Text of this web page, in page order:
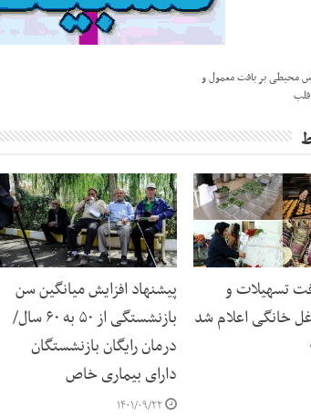
محیطی بر بافت معمول و
تسهیلات و
خانگی اعلام شد
پیشنهاد افزایش میانگین سن
بازنشستگی از ۵۰ به ۶۰ سال/
درمان رایگان بازنشستگان
دارای بیماری خاص
۱۴۰۱/۰۹/۲۲